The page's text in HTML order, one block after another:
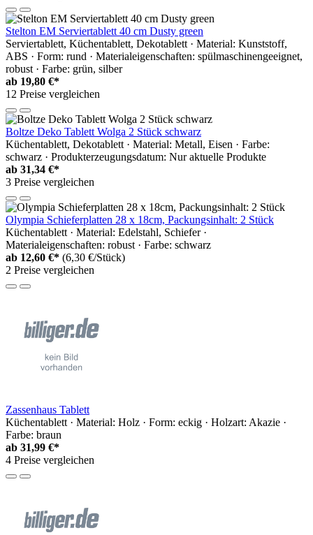
Stelton EM Serviertablett 40 cm Dusty green
Serviertablett, Küchentablett, Dekotablett · Material: Kunststoff,
ABS · Form: rund · Materialeigenschaften: spülmaschinengeeignet,
robust · Farbe: grün, silber
ab 19,80 €*
12 Preise vergleichen
Boltze Deko Tablett Wolga 2 Stück schwarz
Küchentablett, Dekotablett · Material: Metall, Eisen · Farbe:
schwarz · Produkterzeugungsdatum: Nur aktuelle Produkte
ab 31,34 €*
3 Preise vergleichen
Olympia Schieferplatten 28 x 18cm, Packungsinhalt: 2 Stück
Küchentablett · Material: Edelstahl, Schiefer ·
Materialeigenschaften: robust · Farbe: schwarz
ab 12,60 €* (6,30 €/Stück)
2 Preise vergleichen
Zassenhaus Tablett
Küchentablett · Material: Holz · Form: eckig · Holzart: Akazie ·
Farbe: braun
ab 31,99 €*
4 Preise vergleichen